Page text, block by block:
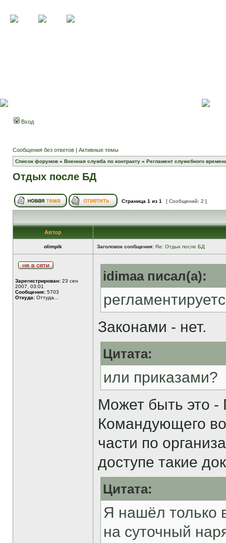
Вход
Сообщения без ответов | Активные темы
Список форумов » Военная служба по контракту » Регламент служебного
Отдых после БД
Страница 1 из 1 [ Сообщений: 2 ]
Автор
olimpik Заголовок сообщения: Re: Отдых после БД
Зарегистрирован: 23 сен
2007, 03:01
Сообщения: 5703
Откуда: Оттуда...
idimaa писал(а):
Законами - нет.
Цитата:
или приказами?
Может быть это -
Командующего
части по
доступе такие
Цитата:
Я нашёл только
на суточный